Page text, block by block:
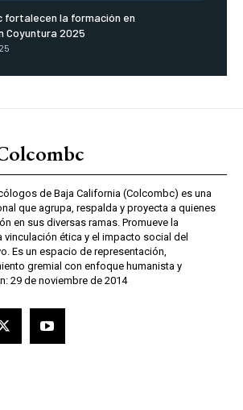
fortalecen la formación en
Coyuntura 2025
de Baja California (Colcombc) es una
que agrupa, respalda y proyecta a quienes
en sus diversas ramas. Promueve la
ética y el impacto social del
Es un espacio de representación,
gremial con enfoque humanista y
29 de noviembre de 2014